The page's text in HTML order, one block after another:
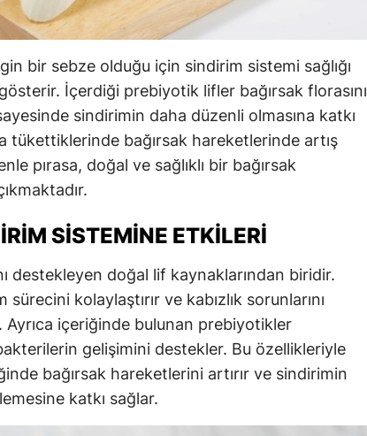
bir sebze olduğu için sindirim sistemi sağlığı
İçerdiği prebiyotik lifler bağırsak florasını
sindirimin daha düzenli olmasına katkı
tükettiklerinde bağırsak hareketlerinde artış
pırasa, doğal ve sağlıklı bir bağırsak
SISTEMINE ETKILERI
destekleyen doğal lif kaynaklarından biridir.
kolaylaştırır ve kabızlık sorunlarını
Ayrıca içeriğinde bulunan prebiyotikler
gelişimini destekler. Bu özellikleriyle
bağırsak hareketlerini artırır ve sindirimin
katkı sağlar.